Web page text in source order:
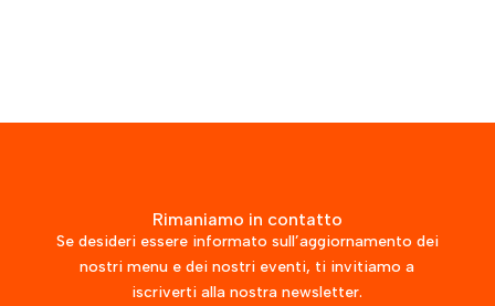
Rimaniamo in contatto
Se desideri essere informato sull’aggiornamento dei
nostri menu e dei nostri eventi, ti invitiamo a
iscriverti alla nostra newsletter.